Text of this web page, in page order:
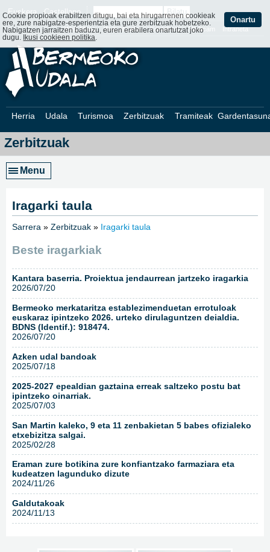
Euskera Castellano
Web Mapa Web ofizialak Kontaktatu Webcam Intraneta
Herria Udala Turismoa Zerbitzuak Tramiteak
Zerbitzuak
Menu
Iragarki taula
Sarrera » Zerbitzuak » Iragarki taula
Beste iragarkiak
Kantara baserria. Proiektua jendaurrean jartzeko iragarkia
2026/07/20
Bermeoko merkataritza establezimenduetan errotuloak
euskaraz ipintzeko 2026. urteko dirulaguntzen deialdia.
BDNS (Identif.): 918474.
2026/07/20
Azken udal bandoak
2025/07/18
2025-2027 epealdian gaztaina erreak saltzeko postu bat
ipintzeko oinarriak.
2025/07/03
San Martin kaleko, 9 eta 11 zenbakietan 5 babes ofizialeko
etxebizitza salgai.
2025/02/28
Eraman zure botikina zure konfiantzako farmaziara eta
kudeatzen lagunduko dizute
2024/11/26
Galdutakoak
2024/11/13
Onartu
Cookie propioak erabiltzen ditugu, bai eta hirugarrenen cookieak
ere, zure nabigatze-esperientzia eta gure zerbitzuak hobetzeko.
Nabigatzen jarraitzen baduzu, euren erabilera onartutzat joko
dugu.
Ikusi cookieen politika